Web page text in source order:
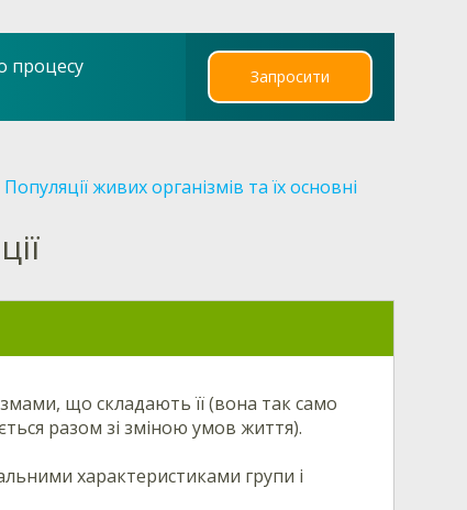
процесу
Запросити
Популяції живих організмів та їх основні
що складають її (вона так само
разом зі зміною умов життя).
характеристиками групи і